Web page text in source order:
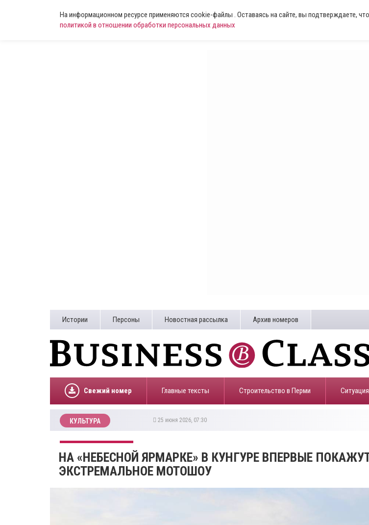
На информационном ресурсе применяются cookie-файлы . Оставаясь на сайте, вы подтверждаете, что
политикой в отношении обработки персональных данных
Истории Персоны Новостная рассылка Архив номеров
Свежий номер Главные тексты Строительство в Перми
КУЛЬТУРА 25 июня 2026, 07:30
НА «НЕБЕСНОЙ ЯРМАРКЕ» В КУНГУРЕ ВПЕРВЫЕ
ЭКСТРЕМАЛЬНОЕ МОТОШОУ